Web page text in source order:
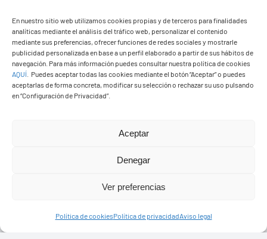
En nuestro sitio web utilizamos cookies propias y de terceros para finalidades
analíticas mediante el análisis del tráfico web, personalizar el contenido
mediante sus preferencias, ofrecer funciones de redes sociales y mostrarle
publicidad personalizada en base a un perfil elaborado a partir de sus hábitos de
navegación. Para más información puedes consultar nuestra política de cookies
AQUÍ
Puedes aceptar todas las cookies mediante el botón “Aceptar” o puedes
aceptarlas de forma concreta, modificar su selección o rechazar su uso pulsando
en “Configuración de Privacidad”.
Aceptar
Denegar
Ver preferencias
Política de cookiesPolítica de privacidadAviso legal
Ayuntamiento de Yaiza
Pza. de Los Remedios, 1
35570 – Yaiza
Tel:928 83 62 20
© Copyright2026 Ayuntamiento de Yaiza - Todos los